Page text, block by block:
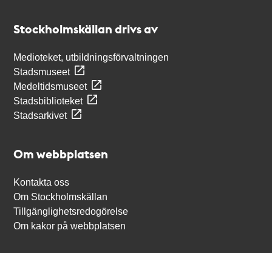
Stockholmskällan drivs av
Medioteket, utbildningsförvaltningen
Stadsmuseet
Medeltidsmuseet
Stadsbiblioteket
Stadsarkivet
Om webbplatsen
Kontakta oss
Om Stockholmskällan
Tillgänglighetsredogörelse
Om kakor på webbplatsen